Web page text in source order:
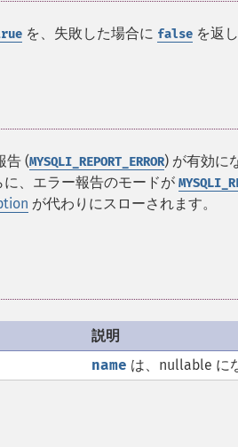
を、失敗した場合に false を返
告 (MYSQLI_REPORT_ERROR) が有効に
、エラー報告のモードが
が代わりにスローされます。
説明
name は、nullable に